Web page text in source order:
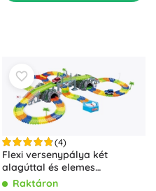
(4)
Flexi versenypálya két
alagúttal és elemes
kisautókkal
Raktáron